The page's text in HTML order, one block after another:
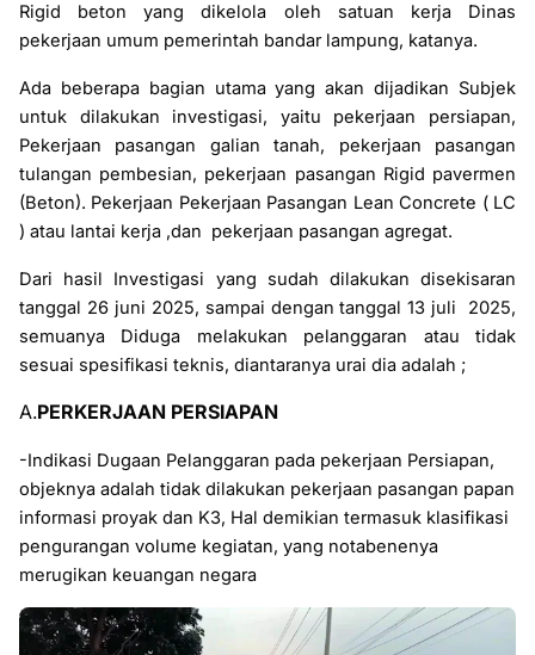
Rigid beton yang dikelola oleh satuan kerja Dinas
pekerjaan umum pemerintah bandar lampung, katanya.
Ada beberapa bagian utama yang akan dijadikan Subjek
untuk dilakukan investigasi, yaitu pekerjaan persiapan,
Pekerjaan pasangan galian tanah, pekerjaan pasangan
tulangan pembesian, pekerjaan pasangan Rigid pavermen
(Beton). Pekerjaan Pekerjaan Pasangan Lean Concrete ( LC
) atau lantai kerja ,dan pekerjaan pasangan agregat.
Dari hasil Investigasi yang sudah dilakukan disekisaran
tanggal 26 juni 2025, sampai dengan tanggal 13 juli
2025,
semuanya Diduga melakukan pelanggaran atau tidak
sesuai spesifikasi teknis, diantaranya urai dia adalah ;
A.PERKERJAAN PERSIAPAN
-Indikasi Dugaan Pelanggaran pada pekerjaan Persiapan,
objeknya adalah tidak dilakukan pekerjaan pasangan papan
informasi proyak dan K3, Hal demikian termasuk klasifikasi
pengurangan volume kegiatan, yang notabenenya
merugikan keuangan negara